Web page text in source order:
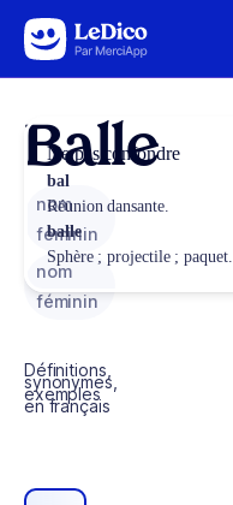
Aller au contenu
Balle
nom
féminin
nom
féminin
Définitions,
synonymes,
exemples
en français
Ne pas confondre
bal
Réunion dansante.
balle
Sphère ; projectile ; paquet.